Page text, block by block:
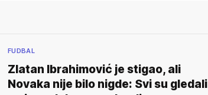
FUDBAL
Zlatan Ibrahimović je stigao, ali
Novaka nije bilo nigde: Svi su gledali